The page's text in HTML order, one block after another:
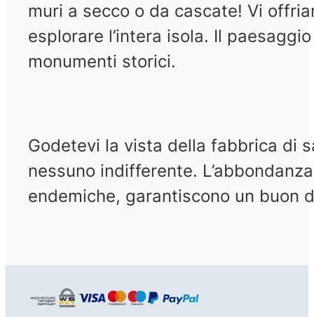
muri a secco o da cascate! Vi
esplorare l’intera isola. Il
monumenti storici.
Godetevi la vista della fabbrica di
nessuno indifferente.
endemiche, garantiscono un buon